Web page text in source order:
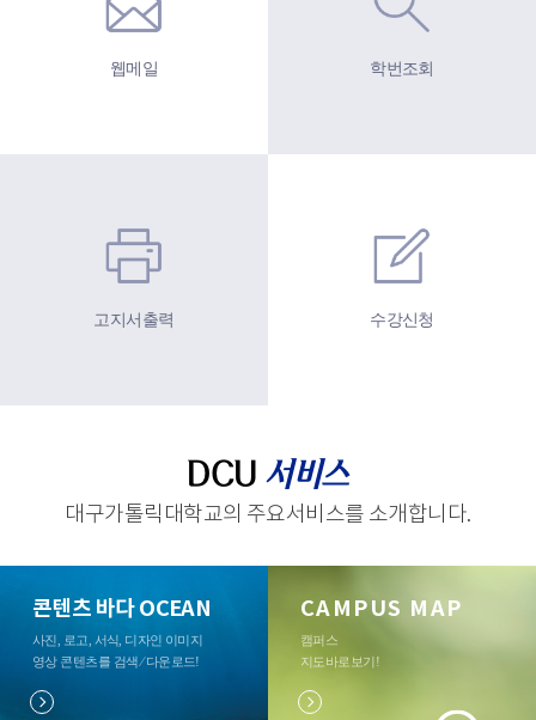
웹메일 학번조회
고지서출력 수강신청
DCU 서비스
대구가톨릭대학교의 주요서비스를 소개합니다.
콘텐츠 바다 OCEAN
사진, 로고, 서식, 디자인 이미지
영상 콘텐츠를 검색 ⁄ 다운로드!
CAMPUS MAP
캠퍼스
지도바로보기!